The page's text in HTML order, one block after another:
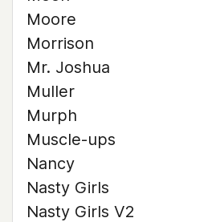
Moore
Morrison
Mr. Joshua
Muller
Murph
Muscle-ups
Nancy
Nasty Girls
Nasty Girls V2